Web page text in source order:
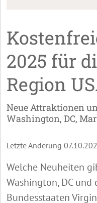
2025 für
Region
Neue Attraktionen
Washington, DC,
Letzte Änderung
Welche Neuheiten
Washington, DC
Bundesstaaten